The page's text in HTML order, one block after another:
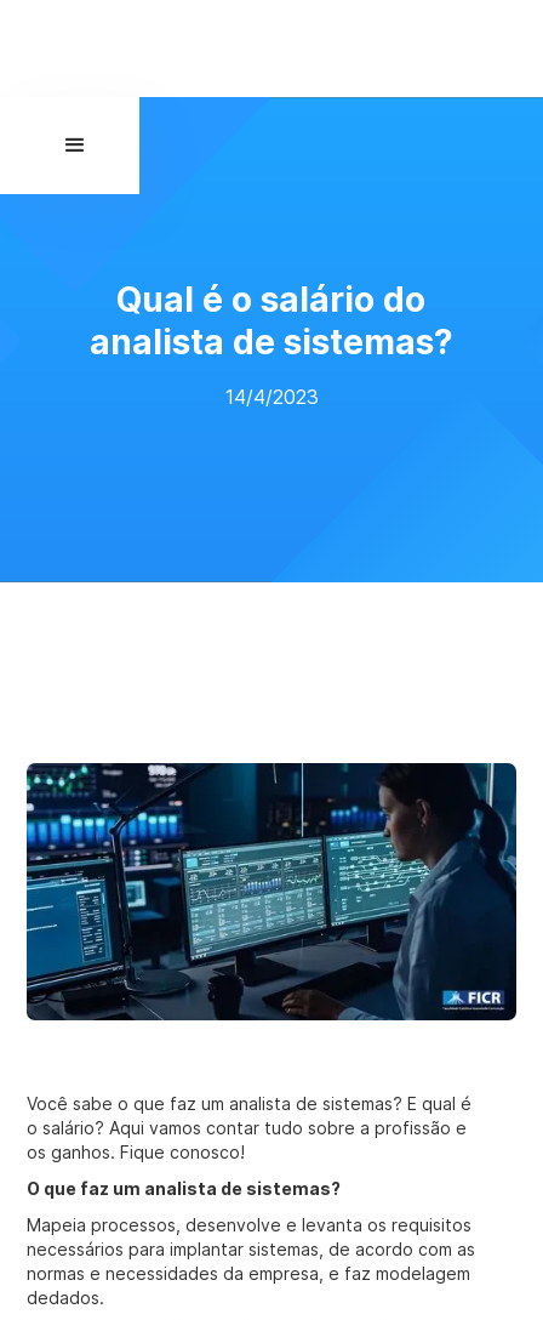
Qual é o salário do
analista de sistemas?
14/4/2023
Você sabe o que faz um analista de sistemas? E qual é
o salário? Aqui vamos contar tudo sobre a profissão e
os ganhos. Fique conosco!
O que faz um analista de sistemas?
Mapeia processos, desenvolve e levanta os requisitos
necessários para implantar sistemas, de acordo com as
normas e necessidades da empresa, e faz modelagem
dedados.